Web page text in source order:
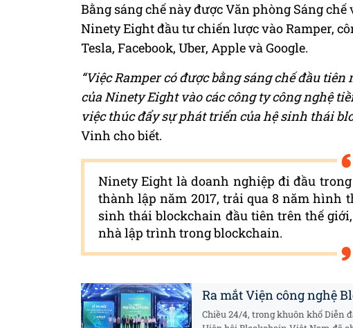
Bằng sáng chế này được Văn phòng Sáng
Ninety Eight đầu tư chiến lược vào Ramper,
Tesla, Facebook, Uber, Apple và Google.
“Việc Ramper có được bằng sáng chế đầu
của Ninety Eight vào các công ty công nghệ
việc thúc đẩy sự phát triển của hệ sinh thái
Vinh cho biết.
Ninety Eight là doanh nghiệp đi đầu
thành lập năm 2017, trải qua 8 năm hình
sinh thái blockchain đầu tiên trên thế
nhà lập trình trong blockchain.
Ra mắt Viện công nghệ
Chiều 24/4, trong khuôn khổ Diễn